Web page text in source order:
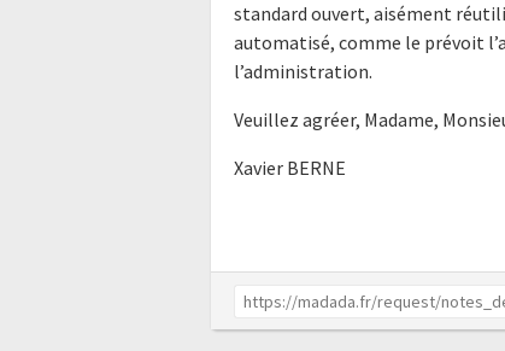
standard ouvert, aisément
automatisé, comme le prévoit
l’administration.
Veuillez agréer, Madame,
Xavier BERNE